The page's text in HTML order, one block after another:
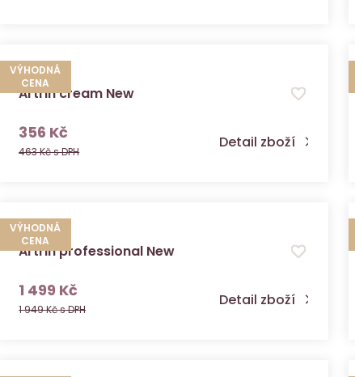
VÝHODNÁ
CENA
Artrin cream New
356 Kčs DPH
463 Kč s DPH
Detail zboží
VÝHODNÁ
CENA
Artrin professional New
1 499 Kčs DPH
1 949 Kč s DPH
Detail zboží